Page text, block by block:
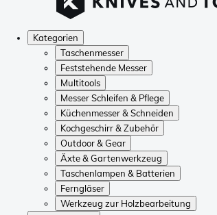
Kategorien
Taschenmesser
Feststehende Messer
Multitools
Messer Schleifen & Pflege
Küchenmesser & Schneiden
Kochgeschirr & Zubehör
Outdoor & Gear
Äxte & Gartenwerkzeug
Taschenlampen & Batterien
Ferngläser
Werkzeug zur Holzbearbeitung